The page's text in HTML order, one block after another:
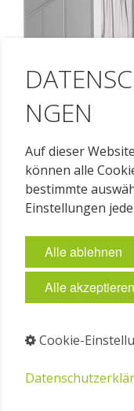
201837
Beleuchtete Fläche
Besondere
NGEN
Auf dieser
können alle
bestimmte
Einstellungen
Alle ablehnen
Alle akzeptieren
Cookie-